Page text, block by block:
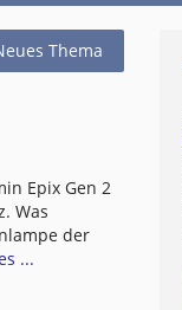
Thema
Epix Gen 2
Was
der
...